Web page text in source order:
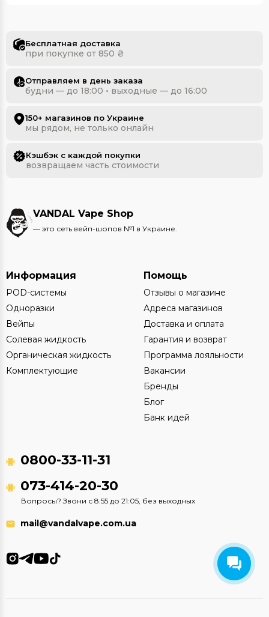
Бесплатная доставка
при покупке от 850 ₴
Отправляем в день заказа
будни — до 18:00 • выходные — до 16:00
150+ магазинов по Украине
мы рядом, не только онлайн
Кэшбэк с каждой покупки
возвращаем часть стоимости
VANDAL Vape Shop
— это сеть вейп-шопов №1 в Украине.
Информация
POD-системы
Одноразки
Вейпы
Солевая жидкость
Органическая жидкость
Комплектующие
Помощь
Отзывы о магазине
Адреса магазинов
Доставка и оплата
Гарантия и возврат
Программа лояльности
Вакансии
Бренды
Блог
Банк идей
0800-33-11-31
073-414-20-30
Вопросы? Звони с 8:55 до 21:05, без выходных
mail@vandalvape.com.ua